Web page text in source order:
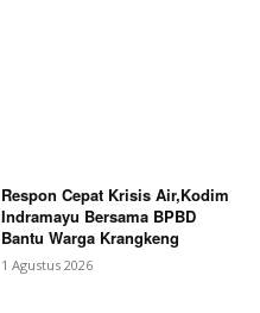
Respon Cepat Krisis Air,Kodim
Indramayu Bersama BPBD
Bantu Warga Krangkeng
1 Agustus 2026